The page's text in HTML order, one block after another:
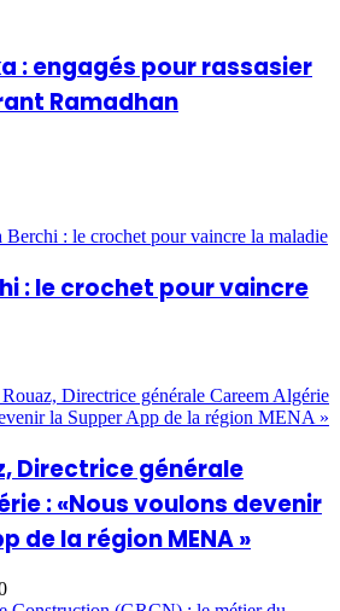
: engagés pour rassasier
Ramadhan
: le crochet pour vaincre
Directrice générale
: «Nous voulons devenir
de la région MENA »